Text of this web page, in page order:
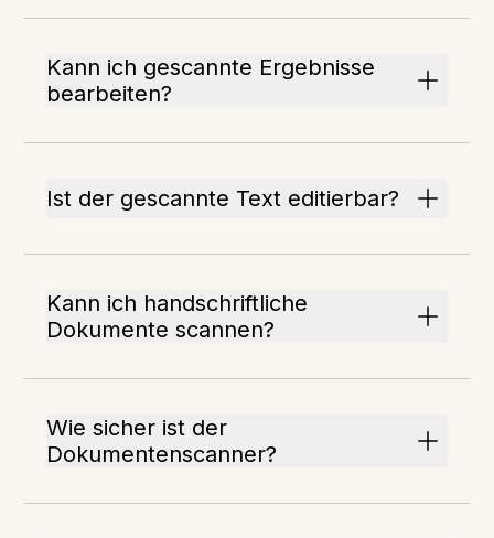
Kann ich gescannte Ergebnisse
bearbeiten?
Ist der gescannte Text editierbar?
Kann ich handschriftliche
Dokumente scannen?
Wie sicher ist der
Dokumentenscanner?